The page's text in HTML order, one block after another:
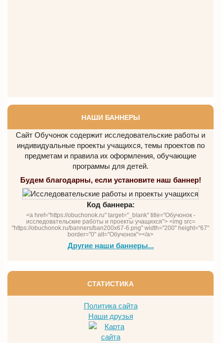
НАШИ БАННЕРЫ
Сайт Обучонок содержит исследовательские работы и
индивидуальные проекты учащихся, темы проектов по
предметам и правила их оформления, обучающие
программы для детей.
Будем благодарны, если установите наш баннер!
Код баннера:
<a href="https://obuchonok.ru" target="_blank" title="Обучонок -
исследовательские работы и проекты учащихся"> <img src=
"https://obuchonok.ru/banners/ban200x67-6.png" width="200" height="67"
border="0" alt="Обучонок"></a>
Другие наши баннеры...
СТАТИСТИКА
Политика сайта
Наши друзья